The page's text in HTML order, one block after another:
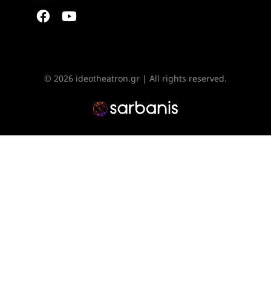
© 2026 ideotheatron.gr | All rights reserved.